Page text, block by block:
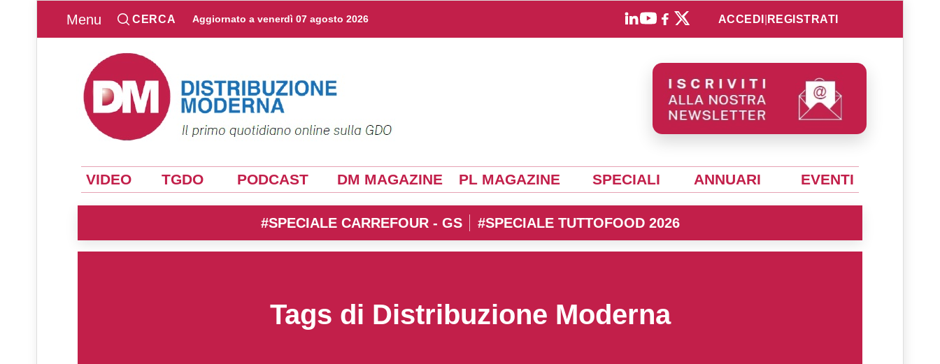
Menu CERCA Aggiornato a venerdì 07 agosto 2026 ACCEDI REGISTRATI
VIDEO TGDO PODCAST DM MAGAZINE PL MAGAZINE SPECIALI ANNUARI EVENTI
#SPECIALE CARREFOUR - GS #SPECIALE TUTTOFOOD 2026
Tags di Distribuzione Moderna